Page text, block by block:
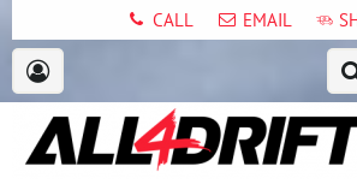
CALL EMAIL